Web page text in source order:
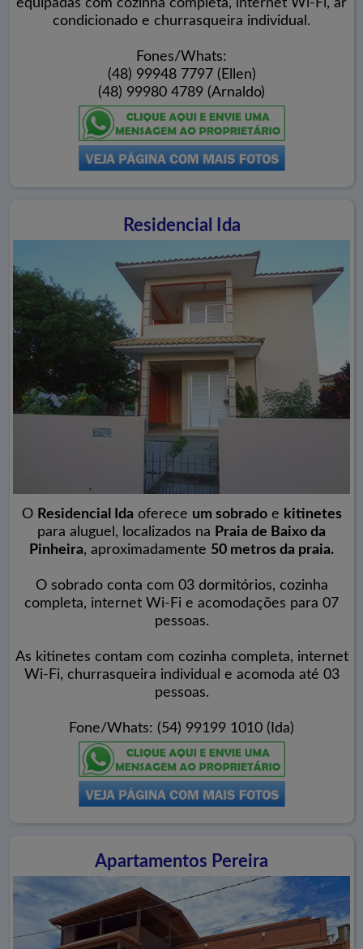
equipadas com cozinha completa, internet Wi-Fi, ar
condicionado e churrasqueira individual.
Fones/Whats:
(48) 99948 7797 (Ellen)
(48) 99980 4789 (Arnaldo)
Residencial Ida
O Residencial Ida oferece um sobradoe kitinetes
para aluguel, localizados na Praia de Baixo da
Pinheira, aproximadamente 50 metros da praia.
O sobrado conta com 03 dormitórios, cozinha
completa, internet Wi-Fi e acomodações para 07
pessoas.
As kitinetes contam com cozinha completa, internet
Wi-Fi, churrasqueira individual e acomoda até 03
pessoas.
Fone/Whats: (54) 99199 1010 (Ida)
Apartamentos Pereira